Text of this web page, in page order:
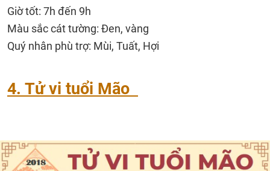
Giờ tốt: 7h đến 9h
Màu sắc cát tường: Đen, vàng
Quý nhân phù trợ: Mùi, Tuất, Hợi
4. Tử vi tuổi Mão